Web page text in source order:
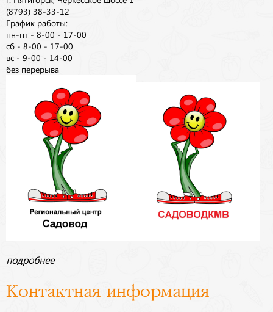
(8793) 38-33-12
График работы:
пн-пт - 8-00 - 17-00
сб - 8-00 - 17-00
вс - 9-00 - 14-00
без перерыва
подробнее
Контактная информация